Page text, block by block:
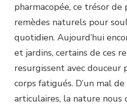
pharmacopée, ce trésor de
remèdes naturels pour
quotidien. Aujourd’hui
et jardins, certains de ces
resurgissent avec douceur
corps fatigués. D’un mal
articulaires, la nature nous